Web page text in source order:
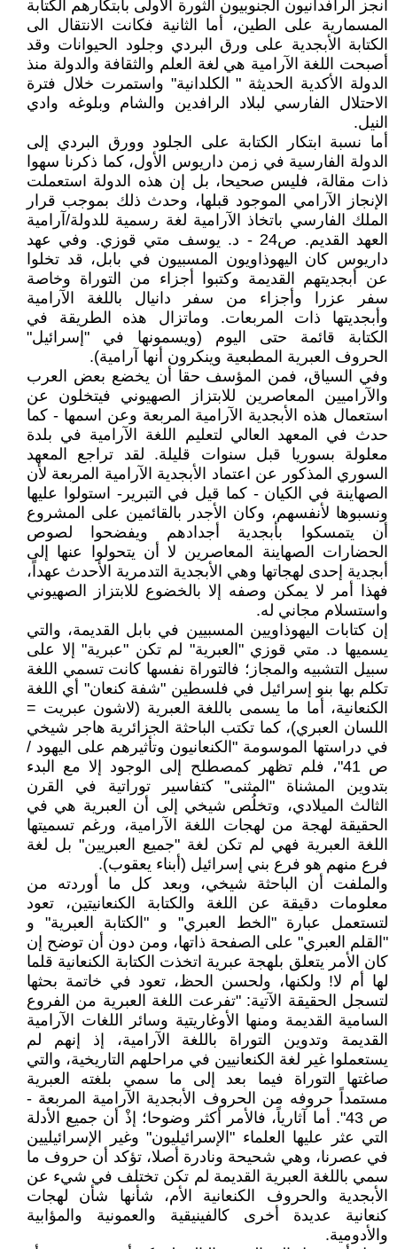
أنجز الرافدانيون الجنوبيون الثورة الأولى بابتكارهم الكتابة
المسمارية على الطين، أما الثانية فكانت الانتقال الى
الكتابة الأبجدية على ورق البردي وجلود الحيوانات وقد
أصبحت اللغة الآرامية هي لغة العلم والثقافة والدولة منذ
الدولة الأكدية الحديثة " الكلدانية" واستمرت خلال فترة
الاحتلال الفارسي لبلاد الرافدين والشام وبلوغه وادي
النيل.
أما نسبة ابتكار الكتابة على الجلود وورق البردي إلى
الدولة الفارسية في زمن داريوس الأول، كما ذكرنا سهوا
ذات مقالة، فليس صحيحا، بل إن هذه الدولة استعملت
الإنجاز الآرامي الموجود قبلها، وحدث ذلك بموجب قرار
الملك الفارسي باتخاذ الآرامية لغة رسمية للدولة/آرامية
العهد القديم. ص24 - د. يوسف متي قوزي. وفي عهد
داريوس كان اليهوذاويون المسبيون في بابل، قد تخلوا
عن أبجديتهم القديمة وكتبوا أجزاء من التوراة وخاصة
سفر عزرا وأجزاء من سفر دانيال باللغة الآرامية
وأبجديتها ذات المربعات. وماتزال هذه الطريقة في
الكتابة قائمة حتى اليوم (ويسمونها في "إسرائيل"
الحروف العبرية المطبعية وينكرون أنها آرامية).
وفي السياق، فمن المؤسف حقا أن يخضع بعض العرب
والآراميين المعاصرين للابتزاز الصهيوني فيتخلون عن
استعمال هذه الأبجدية الآرامية المربعة وعن اسمها - كما
حدث في المعهد العالي لتعليم اللغة الآرامية في بلدة
معلولة بسوريا قبل سنوات قليلة. لقد تراجع المعهد
السوري المذكور عن اعتماد الأبجدية الآرامية المربعة لأن
الصهاينة في الكيان - كما قيل في التبرير- استولوا عليها
ونسبوها لأنفسهم، وكان الأجدر بالقائمين على المشروع
أن يتمسكوا بأبجدية أجدادهم ويفضحوا لصوص
الحضارات الصهاينة المعاصرين لا أن يتحولوا عنها إلى
أبجدية إحدى لهجاتها وهي الأبجدية التدمرية الأحدث عهداً،
فهذا أمر لا يمكن وصفه إلا بالخضوع للابتزاز الصهيوني
واستسلام مجاني له.
إن كتابات اليهوذاويين المسبيين في بابل القديمة، والتي
يسميها د. متي قوزي "العبرية" لم تكن "عبرية" إلا على
سبيل التشبيه والمجاز؛ فالتوراة نفسها كانت تسمي اللغة
تكلم بها بنو إسرائيل في فلسطين "شفة كنعان" أي اللغة
الكنعانية، أما ما يسمى باللغة العبرية (لاشون عبريت =
اللسان العبري)، كما تكتب الباحثة الجزائرية هاجر شيخي
في دراستها الموسومة "الكنعانيون وتأثيرهم على اليهود /
ص 41"، فلم تظهر كمصطلح إلى الوجود إلا مع البدء
بتدوين المشناة "المثنى" كتفاسير توراتية في القرن
الثالث الميلادي، وتخلُص شيخي إلى أن العبرية هي في
الحقيقة لهجة من لهجات اللغة الآرامية، ورغم تسميتها
اللغة العبرية فهي لم تكن لغة "جميع العبريين" بل لغة
فرع منهم هو فرع بني إسرائيل (أبناء يعقوب).
والملفت أن الباحثة شيخي، وبعد كل ما أوردته من
معلومات دقيقة عن اللغة والكتابة الكنعانيتين، تعود
لتستعمل عبارة "الخط العبري" و "الكتابة العبرية" و
"القلم العبري" على الصفحة ذاتها، ومن دون أن توضح إن
كان الأمر يتعلق بلهجة عبرية اتخذت الكتابة الكنعانية قلما
لها أم لا! ولكنها، ولحسن الحظ، تعود في خاتمة بحثها
لتسجل الحقيقة الآتية: "تفرعت اللغة العبرية من الفروع
السامية القديمة ومنها الأوغاريتية وسائر اللغات الآرامية
القديمة وتدوين التوراة باللغة الآرامية، إذ إنهم لم
يستعملوا غير لغة الكنعانيين في مراحلهم التاريخية، والتي
صاغتها التوراة فيما بعد إلى ما سمي بلغته العبرية
مستمداً حروفه من الحروف الأبجدية الآرامية المربعة -
ص 43". أما آثارياً، فالأمر أكثر وضوحا؛ إذْ أن جميع الأدلة
التي عثر عليها العلماء "الإسرائيليون" وغير الإسرائيليين
في عصرنا، وهي شحيحة ونادرة أصلا، تؤكد أن حروف ما
سمي باللغة العبرية القديمة لم تكن تختلف في شيء عن
الأبجدية والحروف الكنعانية الأم، شأنها شأن لهجات
كنعانية عديدة أخرى كالفينيقية والعمونية والمؤابية
والأدومية.